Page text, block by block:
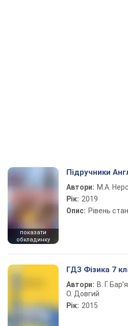
показати
обкладинку
Підручники
Автори: М.А.
Рік: 2019
Опис: Рівень
ГДЗ Фізика 7
Автори: В. Г.
О. Довгий
Рік: 2015